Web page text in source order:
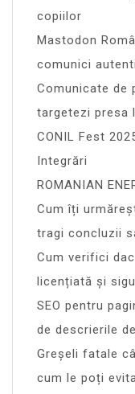
copiilor
Mastodon
comunici
Comunicate de
targetezi presa
CONIL Fest
Integrări
ROMANIAN
Cum îți
tragi concluzii
Cum verifici
licențiată și
SEO pentru
de descrierile
Greșeli fatale
cum le poți